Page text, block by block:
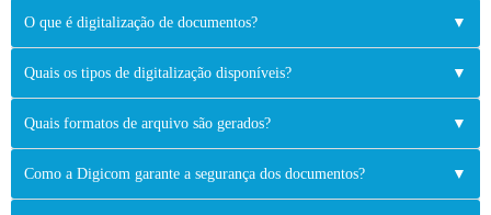
O que é digitalização de documentos? ▼
Quais os tipos de digitalização disponíveis? ▼
Quais formatos de arquivo são gerados? ▼
Como a Digicom garante a segurança dos documentos? ▼